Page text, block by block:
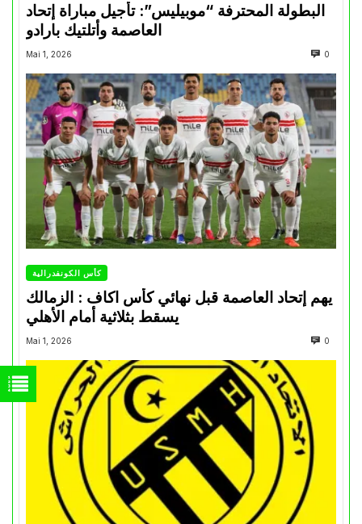
البطولة المحترفة “موبيليس”: تأجيل مباراة إتحاد
العاصمة وأتلتيك بارادو
Mai 1, 2026 0
كأس الكونفدرالية
يهم إتحاد العاصمة قبل نهائي كأس اكاف : الزمالك
Mai 1, 2026 0